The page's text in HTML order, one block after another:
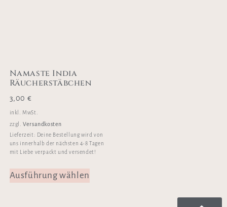
Namaste India
Räucherstäbchen
3,00 €
inkl. MwSt.
zzgl.Versandkosten
Lieferzeit: Deine Bestellung wird von
uns innerhalb der nächsten 4-8 Tagen
mit Liebe verpackt und versendet!
Ausführung wählen